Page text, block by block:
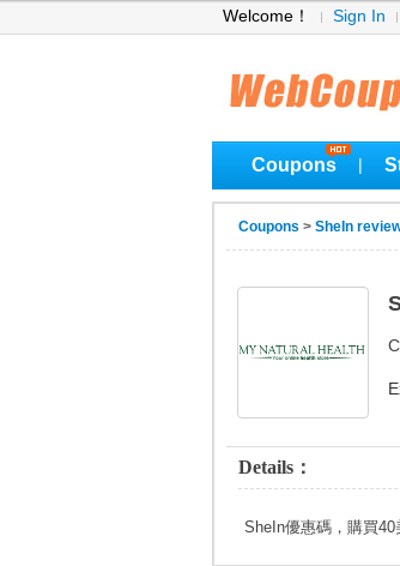
Welcome！ Sign In
Coupons
Coupons > SheIn
Details：
SheIn優惠碼，購買